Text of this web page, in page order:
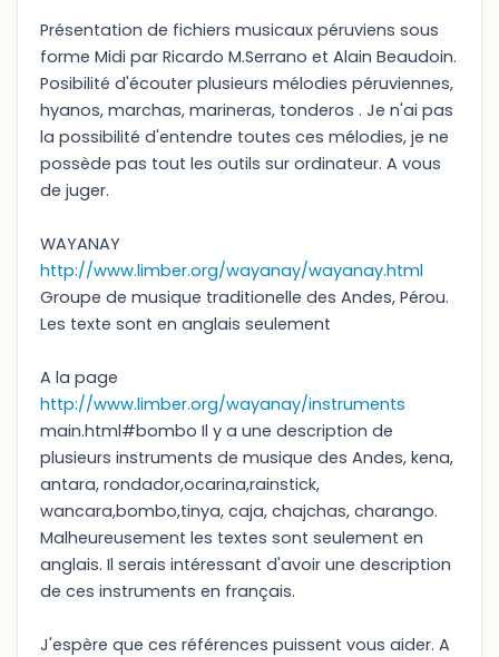
Présentation de fichiers musicaux péruviens sous
forme Midi par Ricardo M.Serrano et Alain Beaudoin.
Posibilité d'écouter plusieurs mélodies péruviennes,
hyanos, marchas, marineras, tonderos . Je n'ai pas
la possibilité d'entendre toutes ces mélodies, je ne
possède pas tout les outils sur ordinateur. A vous
de juger.
WAYANAY
http://www.limber.org/wayanay/wayanay.html
Groupe de musique traditionelle des Andes, Pérou.
Les texte sont en anglais seulement
A la page
http://www.limber.org/wayanay/instruments
main.html#bombo Il y a une description de
plusieurs instruments de musique des Andes, kena,
antara, rondador,ocarina,rainstick,
wancara,bombo,tinya, caja, chajchas, charango.
Malheureusement les textes sont seulement en
anglais. Il serais intéressant d'avoir une description
de ces instruments en français.
J'espère que ces références puissent vous aider. A